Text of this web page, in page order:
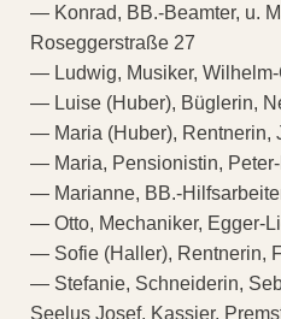
— Konrad, BB.-Beamter, u.
Roseggerstraße 27
— Ludwig, Musiker,
— Luise (Huber), Büglerin,
— Maria (Huber), Rentnerin,
— Maria, Pensionistin,
— Marianne, BB.-
— Otto, Mechaniker, Egger-
— Sofie (Haller), Rentnerin,
— Stefanie, Schneiderin,
Seelus Josef, Kassier,